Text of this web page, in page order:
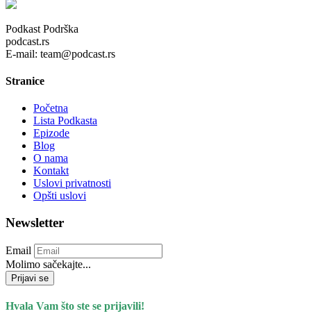
Podkast Podrška
podcast.rs
E-mail: team@podcast.rs
Stranice
Početna
Lista Podkasta
Epizode
Blog
O nama
Kontakt
Uslovi privatnosti
Opšti uslovi
Newsletter
Email
Molimo sačekajte...
Prijavi se
Hvala Vam što ste se prijavili!